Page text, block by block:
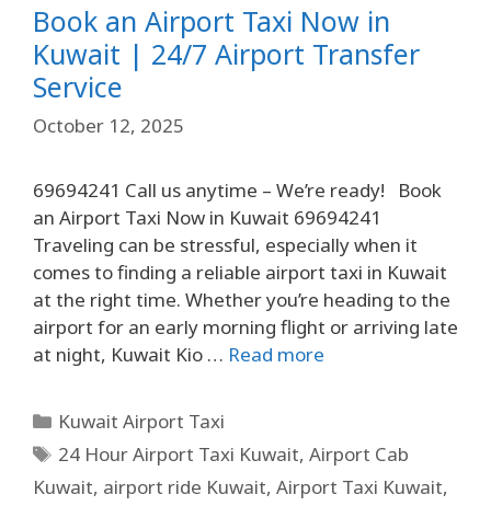
Book an Airport Taxi Now in
Kuwait | 24/7 Airport Transfer
Service
October 12, 2025
69694241 Call us anytime – We’re ready! Book
an Airport Taxi Now in Kuwait 69694241
Traveling can be stressful, especially when it
comes to finding a reliable airport taxi in Kuwait
at the right time. Whether you’re heading to the
airport for an early morning flight or arriving late
at night, Kuwait Kio … Read more
Kuwait Airport Taxi
24 Hour Airport Taxi Kuwait,Airport Cab
Kuwait, airport ride Kuwait, Airport Taxi Kuwait,